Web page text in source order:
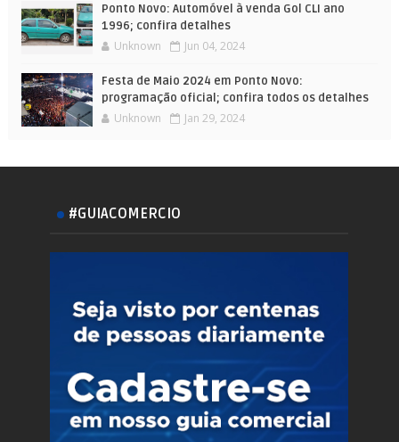
Ponto Novo: Automóvel à venda Gol CLI ano
1996; confira detalhes
Unknown Jun 04, 2024
Festa de Maio 2024 em Ponto Novo:
programação oficial; confira todos os detalhes
Unknown Jan 29, 2024
#GUIACOMERCIO